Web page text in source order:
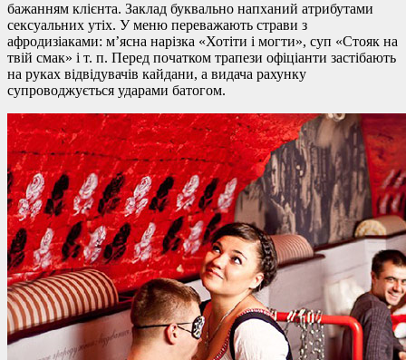
бажанням клієнта. Заклад буквально напханий атрибутами
сексуальних утіх. У меню переважають страви з
афродизіаками: м’ясна нарізка «Хотіти і могти», суп «Стояк на
твій смак» і т. п. Перед початком трапези офіціанти застібають
на руках відвідувачів кайдани, а видача рахунку
супроводжується ударами батогом.